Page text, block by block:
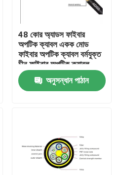
48 কোর অ্যাডস ফাইবার
অপটিক ক্যাবল একক মোড
ফাইবার অপটিক ক্যাবল বর্মযুক্ত
চীন ফাইবার অপটিক ক্যাবল
অনুসন্ধান পাঠান